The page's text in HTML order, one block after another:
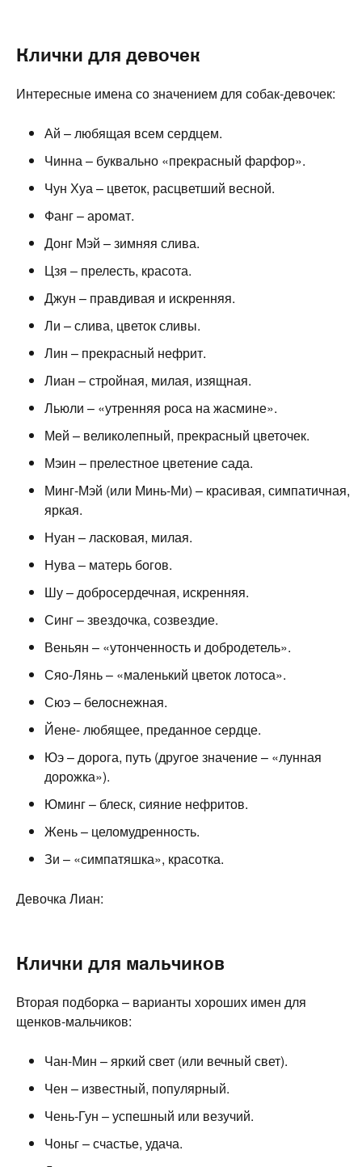
Клички для девочек
Интересные имена со значением для собак-девочек:
Ай – любящая всем сердцем.
Чинна – буквально «прекрасный фарфор».
Чун Хуа – цветок, расцветший весной.
Фанг – аромат.
Донг Мэй – зимняя слива.
Цзя – прелесть, красота.
Джун – правдивая и искренняя.
Ли – слива, цветок сливы.
Лин – прекрасный нефрит.
Лиан – стройная, милая, изящная.
Льюли – «утренняя роса на жасмине».
Мей – великолепный, прекрасный цветочек.
Мэин – прелестное цветение сада.
Минг-Мэй (или Минь-Ми) – красивая, симпатичная,
яркая.
Нуан – ласковая, милая.
Нува – матерь богов.
Шу – добросердечная, искренняя.
Синг – звездочка, созвездие.
Веньян – «утонченность и добродетель».
Сяо-Лянь – «маленький цветок лотоса».
Сюэ – белоснежная.
Йене- любящее, преданное сердце.
Юэ – дорога, путь (другое значение – «лунная
дорожка»).
Юминг – блеск, сияние нефритов.
Жень – целомудренность.
Зи – «симпатяшка», красотка.
Девочка Лиан:
Клички для мальчиков
Вторая подборка – варианты хороших имен для
щенков-мальчиков:
Чан-Мин – яркий свет (или вечный свет).
Чен – известный, популярный.
Чень-Гун – успешный или везучий.
Чоньг – счастье, удача.